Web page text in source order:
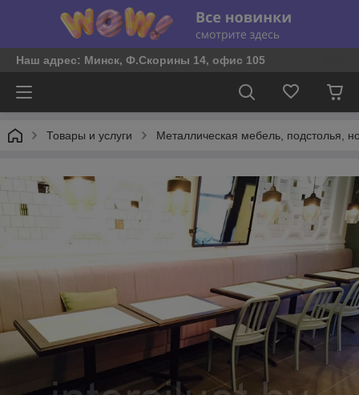
Наш адрес: Минск, Ф.Скорины 14, офис 105
Товары и услуги Металлическая мебель, подстолья,